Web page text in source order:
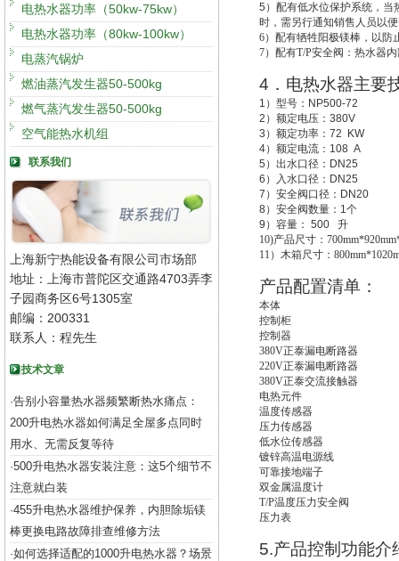
电热水器功率（50kw-75kw）
电热水器功率（80kw-100kw）
电蒸汽锅炉
燃油蒸汽发生器50-500kg
燃气蒸汽发生器50-500kg
空气能热水机组
联系我们
上海新宁热能设备有限公司市场部
地址：上海市普陀区交通路4703弄李
子园商务区6号1305室
邮编：200331
联系人：程先生
技术文章
·告别小容量热水器频繁断热水痛点：
200升电热水器如何满足全屋多点同时
用水、无需反复等待
·500升电热水器安装注意：这5个细节不
注意就白装
·455升电热水器维护保养，内胆除垢镁
棒更换电路故障排查维修方法
·如何选择适配的1000升电热水器？场景
5 ）配有低水位保护系统， 当
时，需另行通知销售人员以
6）配有牺牲阳极镁棒，以防
7）配有T/P安全阀：热水器
4 ．电热水器主要
1 ）型号： NP500-72
2 ）额定电压： 380V
3 ）额定功率： 72 KW
4）额定电流： 108 A
5 ）出水口径： DN25
6 ）入水口径： DN25
7 ）安全阀口径： DN20
8）安全阀数量： 1个
9 ）容量： 500 升
10)产品尺寸：
11 ）木箱尺寸：
产品配置清单：
本体
控制柜
控制器
380V正泰漏电断路器
220V正泰漏电断路器
380V正泰交流接触器
电热元件
温度传感器
压力传感器
低水位传感器
镀锌高温电源线
可靠接地端子
双金属温度计
T/P温度压力安全阀
压力表
5.产品控制功能介